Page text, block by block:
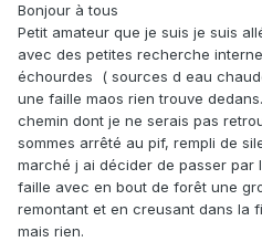
Bonjour à tous
Petit amateur que je suis je suis
avec des petites recherche
échourdes ( sources d eau
une faille maos rien trouve
chemin dont je ne serais pas
sommes arrêté au pif, rempli de
marché j ai décider de passer par
faille avec en bout de forêt une
remontant et en creusant dans la
mais rien.